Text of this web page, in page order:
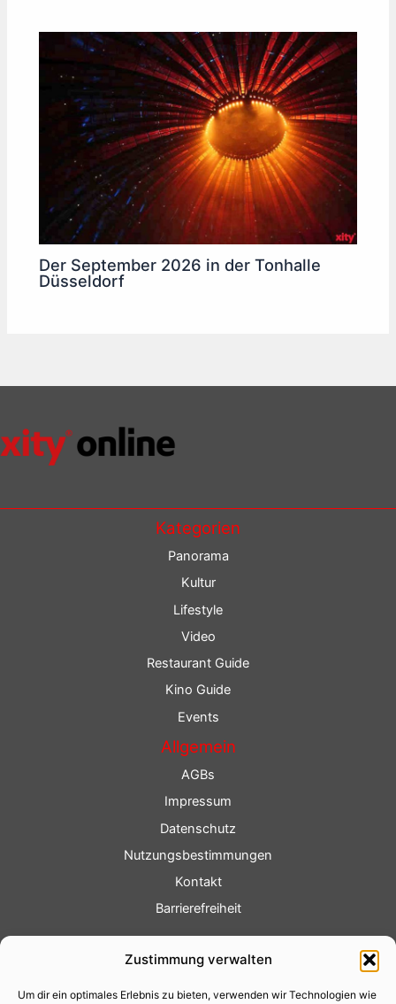
Zustimmung verwalten
Um dir ein optimales Erlebnis zu bieten, verwenden wir Technologien wie
Der September 2026 in der Tonhalle
Düsseldorf
Kategorien
Panorama
Kultur
Lifestyle
Video
Restaurant Guide
Kino Guide
Events
Allgemein
AGBs
Impressum
Datenschutz
Nutzungsbestimmungen
Kontakt
Barrierefreiheit
Fotoservice
Videoservice